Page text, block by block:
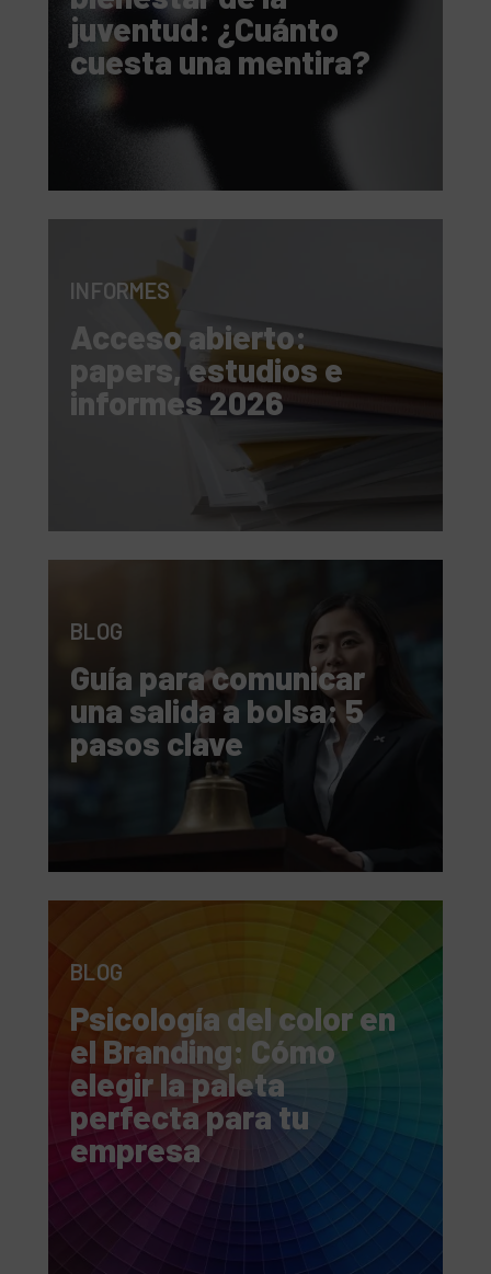
juventud: ¿Cuánto
cuesta una mentira?
INFORMES
Acceso abierto:
papers, estudios e
informes 2026
BLOG
Guía para comunicar
una salida a bolsa: 5
pasos clave
BLOG
Psicología del color en
el Branding: Cómo
elegir la paleta
perfecta para tu
empresa